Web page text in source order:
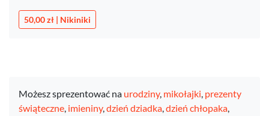
50,00 zł | Nikiniki
Możesz sprezentować na urodziny, mikołajki, prezenty
świąteczne, imieniny,dzień dziadka,dzień chłopaka,